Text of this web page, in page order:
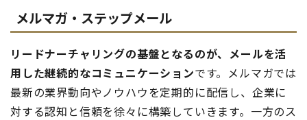
メルマガ・ステップメール
リードナーチャリングの基盤となるのが、メールを活
用した継続的なコミュニケーションです。メルマガでは
最新の業界動向やノウハウを定期的に配信し、企業に
対する認知と信頼を徐々に構築していきます。一方のス